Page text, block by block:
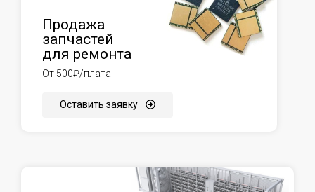
Продажа
запчастей
для ремонта
От 500₽/плата
Оставить заявку